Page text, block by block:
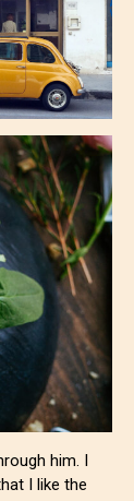
him. I
I like the